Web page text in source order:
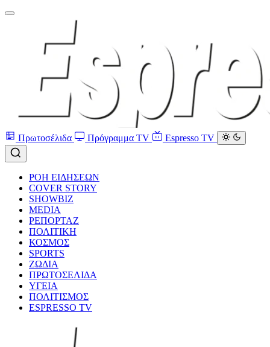
Πρωτοσέλιδα Πρόγραμμα TV Espresso TV
ΡΟΗ ΕΙΔΗΣΕΩΝ
COVER STORY
SHOWBIZ
MEDIA
ΡΕΠΟΡΤΑΖ
ΠΟΛΙΤΙΚΗ
ΚΟΣΜΟΣ
SPORTS
ΖΩΔΙΑ
ΠΡΩΤΟΣΕΛΙΔΑ
ΥΓΕΙΑ
ΠΟΛΙΤΙΣΜΟΣ
ESPRESSO TV